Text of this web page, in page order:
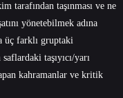
tarafından taşınması ve ne
yönetebilmek adına
üç farklı gruptaki
taşıyıcı/yarı
kahramanlar ve kritik